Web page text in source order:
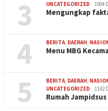
3 UNCATEGORIZED 1904
Mengungkap
4 BERITA, DAERAH,
Menu MBG
5 BERITA, DAERAH,
UNCATEGORIZED
1142
Rumah